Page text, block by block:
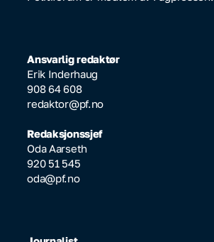
Ansvarlig redaktør
Erik Inderhaug
908 64 608
redaktor@pf.no
Redaksjonssjef
Oda Aarseth
920 51 545
oda@pf.no